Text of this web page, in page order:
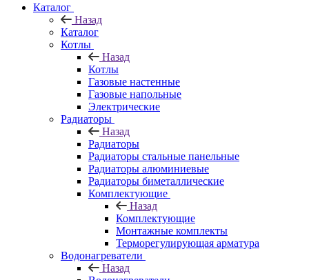
Каталог
Назад
Каталог
Котлы
Назад
Котлы
Газовые настенные
Газовые напольные
Электрические
Радиаторы
Назад
Радиаторы
Радиаторы стальные панельные
Радиаторы алюминиевые
Радиаторы биметаллические
Комплектующие
Назад
Комплектующие
Монтажные комплекты
Терморегулирующая арматура
Водонагреватели
Назад